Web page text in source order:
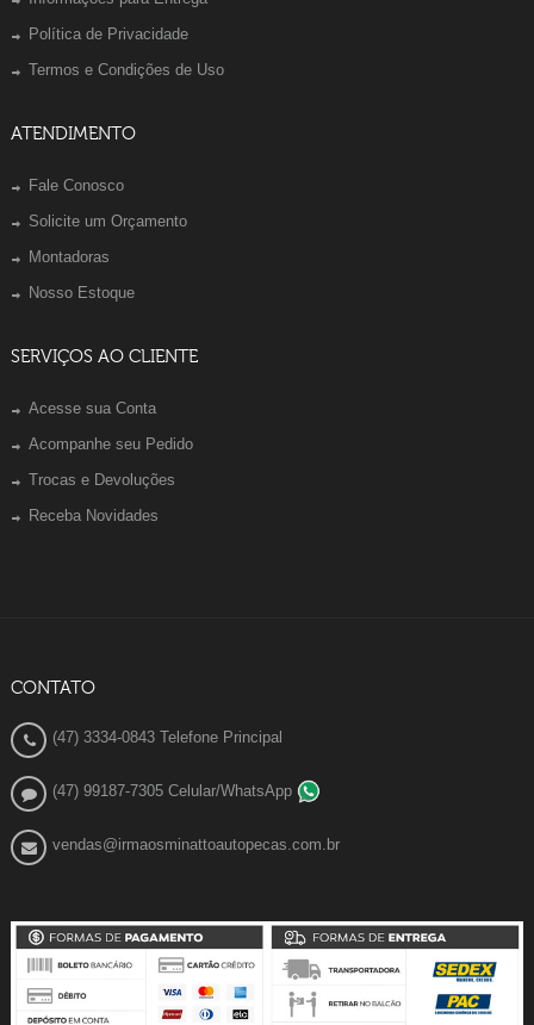
Política de Privacidade
Termos e Condições de Uso
ATENDIMENTO
Fale Conosco
Solicite um Orçamento
Montadoras
Nosso Estoque
SERVIÇOS AO CLIENTE
Acesse sua Conta
Acompanhe seu Pedido
Trocas e Devoluções
Receba Novidades
CONTATO
(47) 3334-0843 Telefone Principal
(47) 99187-7305 Celular/WhatsApp
vendas@irmaosminattoautopecas.com.br